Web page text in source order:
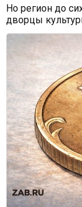
Но регион до
дворцы